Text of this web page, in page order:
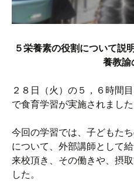
５栄養素の役割について説
養教諭
２８日（火）の５，６時間
で食育学習が実施されました
今回の学習では、子どもた
について、外部講師として
来校頂き、その働きや、摂
した。